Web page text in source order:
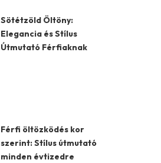
Sötétzöld Öltöny:
Elegancia és Stílus
Útmutató Férfiaknak
Férfi öltözködés kor
szerint: Stílus útmutató
minden évtizedre